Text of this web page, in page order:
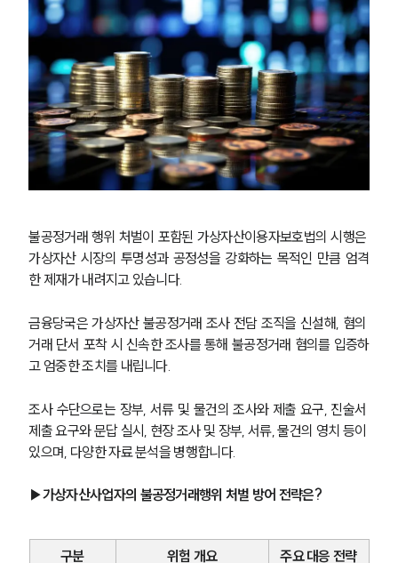
공정거래법전문변호사
소식/자료
언론보도
공지사항
법률 블로그
법률서식
대륜법률상담예약
대륜법률상담예약
불공정거래 행위 처벌이 포함된 가상자산이용자보호법의 시행은
가상자산 시장의 투명성과 공정성을 강화하는 목적인 만큼 엄격
한 제재가 내려지고 있습니다.
금융당국은 가상자산 불공정거래 조사 전담 조직을 신설해, 혐의
거래 단서 포착 시 신속한 조사를 통해 불공정거래 혐의를 입증하
고 엄중한 조치를 내립니다.
조사 수단으로는 장부, 서류 및 물건의 조사와 제출 요구, 진술서
제출 요구와 문답 실시, 현장 조사 및 장부, 서류, 물건의 영치 등이
있으며, 다양한 자료 분석을 병행합니다.
▶가상자산사업자의 불공정거래행위 처벌 방어 전략은?
구분 위험 개요 주요 대응 전략